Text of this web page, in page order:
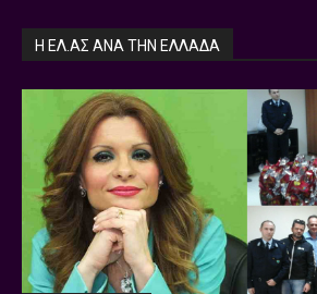
Η ΕΛ.ΑΣ ΑΝΆ ΤΗΝ ΕΛΛΆΔΑ